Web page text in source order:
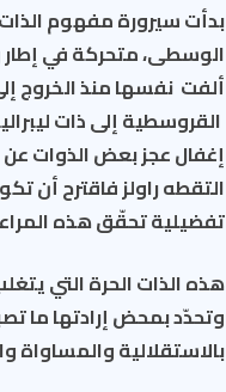
بدأت سيرورة مفهوم
الوسطى، متحركة في
ألفت نفسها منذ الخروج
القروسطية إلى ذات
إغفال عجز بعض الذوات
التقطه راولز فاقترح أن
تفضيلية تحقّق هذه
هذه الذات الحرة التي
وتحدّد بمحض إرادتها ما
بالاستقلالية والمساواة